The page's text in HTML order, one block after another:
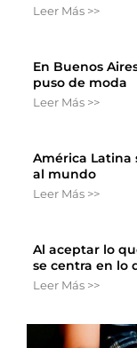
Leer Más >>
En Buenos
puso de moda
Leer Más >>
América
al mundo
Leer Más >>
Al aceptar lo
se centra en lo
Leer Más >>